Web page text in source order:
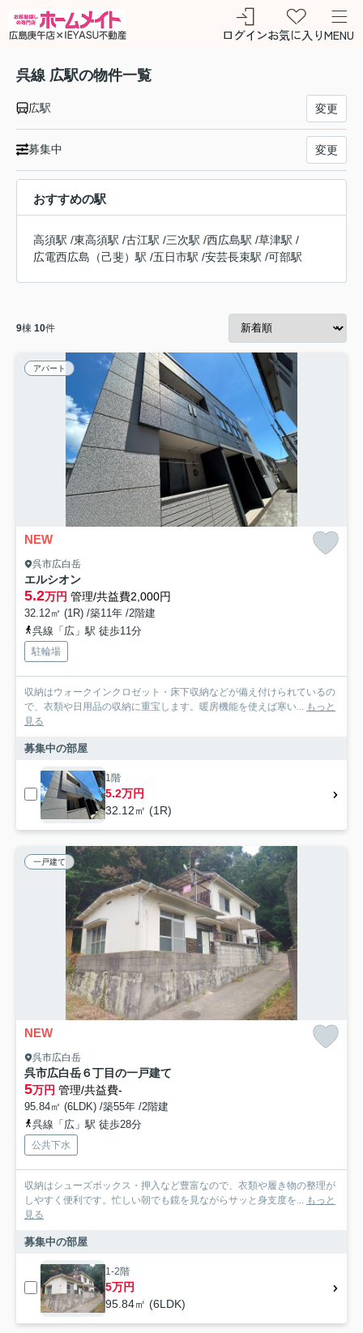
ログインお気に入りMENU
呉線 広駅の物件一覧
広駅 変更
募集中 変更
おすすめの駅
高須駅 /東高須駅 /古江駅 /三次駅 /西広島駅 /草津駅 /
広電西広島（己斐）駅 /五日市駅 /安芸長束駅 /可部駅
9棟 10件
アパート
NEW
呉市広白岳
エルシオン
5.2万円 管理/共益費2,000円
32.12㎡ (1R) /築11年 /2階建
呉線「広」駅 徒歩11分
駐輪場
収納はウォークインクロゼット・床下収納などが備え付けられているの
で、衣類や日用品の収納に重宝します。暖房機能を使えば寒い...
もっと
見る
募集中の部屋
1階
5.2万円
32.12㎡ (1R)
一戸建て
NEW
呉市広白岳
呉市広白岳６丁目の一戸建て
5万円 管理/共益費-
95.84㎡ (6LDK) /築55年 /2階建
呉線「広」駅 徒歩28分
公共下水
収納はシューズボックス・押入など豊富なので、衣類や履き物の整理が
しやすく便利です。忙しい朝でも鏡を見ながらサッと身支度を...
もっと
見る
募集中の部屋
1-2階
5万円
95.84㎡ (6LDK)